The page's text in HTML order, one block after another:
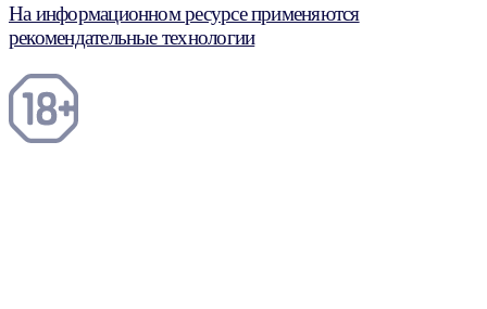
На информационном ресурсе применяются
рекомендательные технологии